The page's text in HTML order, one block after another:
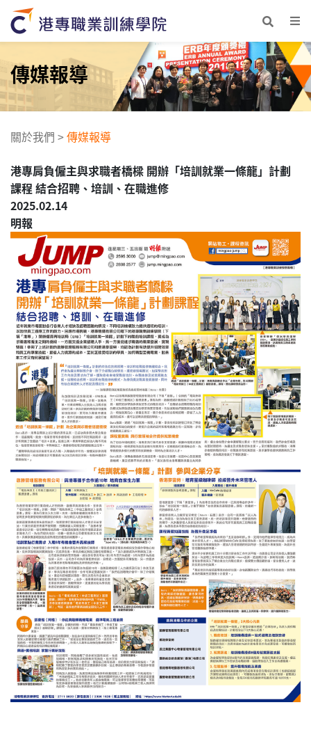
傳媒報導
關於我們 >傳媒報導
港專肩負僱主與求職者橋樑 開辦「培訓就業一條龍」計劃
課程 結合招聘、培訓、在職進修
2025.02.14
明報